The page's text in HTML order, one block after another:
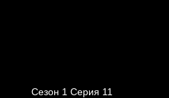
Сезон 1 Серия 11